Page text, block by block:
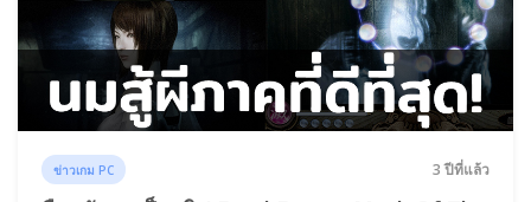
ข่าวเกม PC 3 ปีที่แล้ว